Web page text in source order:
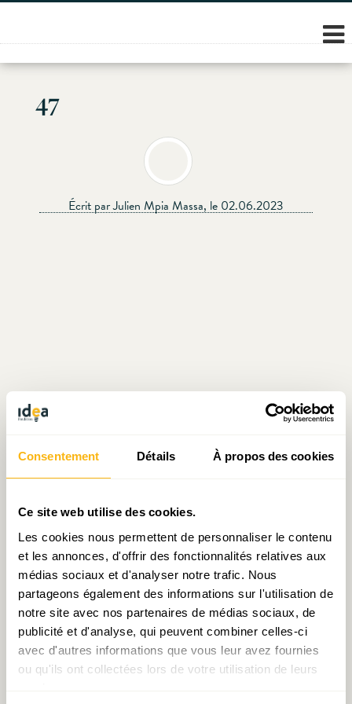
Consentement Détails À propos des cookies
Ce site web utilise des cookies.
Les cookies nous permettent de personnaliser le contenu
et les annonces, d'offrir des fonctionnalités relatives aux
médias sociaux et d'analyser notre trafic. Nous
partageons également des informations sur l'utilisation de
notre site avec nos partenaires de médias sociaux, de
publicité et d'analyse, qui peuvent combiner celles-ci
avec d'autres informations que vous leur avez fournies
ou qu'ils ont collectées lors de votre utilisation de leurs
Skip
content
47
Écrit par Julien Mpia Massa, le 02.06.2023
Écrit par Julien Mpia Massa
le 02.06.2023
Prendre contact avec Julien Mpia Massa
Partager: